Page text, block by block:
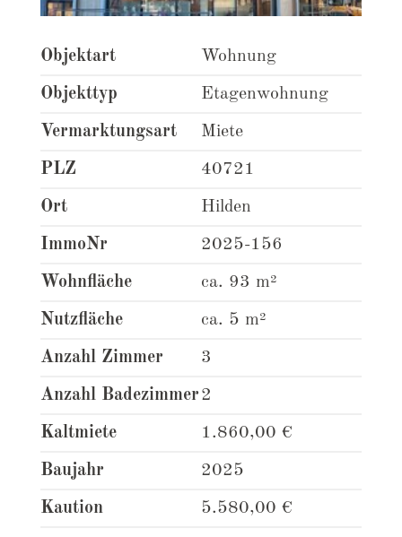
Objektart Wohnung
Objekttyp Etagenwohnung
Vermarktungsart Miete
PLZ 40721
Ort Hilden
ImmoNr 2025-156
Wohnfläche ca. 93 m²
Nutzfläche ca. 5 m²
Anzahl Zimmer 3
Anzahl Badezimmer 2
Kaltmiete 1.860,00 €
Baujahr 2025
Kaution 5.580,00 €